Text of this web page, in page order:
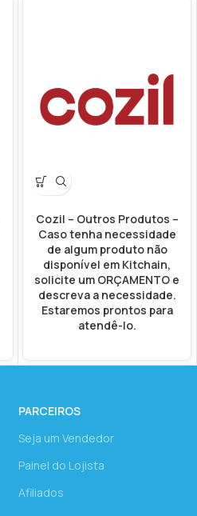
Cozil – Outros Produtos –
Caso tenha necessidade
de algum produto não
disponível em Kitchain,
solicite um ORÇAMENTO e
descreva a necessidade.
Estaremos prontos para
atendê-lo.
PARCEIROS
Seja um Vendedor
Painel do Lojista
Afiliados